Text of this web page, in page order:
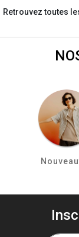
Retrouvez toutes